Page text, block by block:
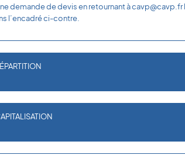
demande de devis en retournant à cavp@cavp.fr
l’encadré ci-contre.